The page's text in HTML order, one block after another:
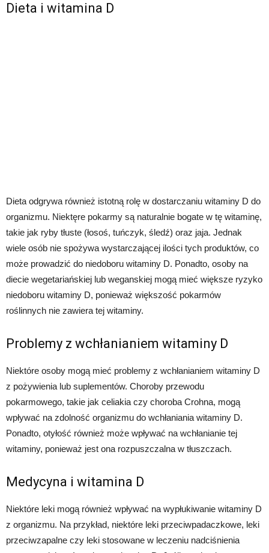
Dieta i witamina D
Dieta odgrywa również istotną rolę w dostarczaniu witaminy D do
organizmu. Niektęre pokarmy są naturalnie bogate w tę witaminę,
takie jak ryby tłuste (łosoś, tuńczyk, śledź) oraz jaja. Jednak
wiele osób nie spożywa wystarczającej ilości tych produktów, co
może prowadzić do niedoboru witaminy D. Ponadto, osoby na
diecie wegetariańskiej lub weganskiej mogą mieć większe ryzyko
niedoboru witaminy D, ponieważ większość pokarmów
roślinnych nie zawiera tej witaminy.
Problemy z wchłanianiem witaminy D
Niektóre osoby mogą mieć problemy z wchłanianiem witaminy D
z pożywienia lub suplementów. Choroby przewodu
pokarmowego, takie jak celiakia czy choroba Crohna, mogą
wpływać na zdolność organizmu do wchłaniania witaminy D.
Ponadto, otyłość również może wpływać na wchłanianie tej
witaminy, ponieważ jest ona rozpuszczalna w tłuszczach.
Medycyna i witamina D
Niektóre leki mogą również wpływać na wypłukiwanie witaminy D
z organizmu. Na przykład, niektóre leki przeciwpadaczkowe, leki
przeciwzapalne czy leki stosowane w leczeniu nadciśnienia